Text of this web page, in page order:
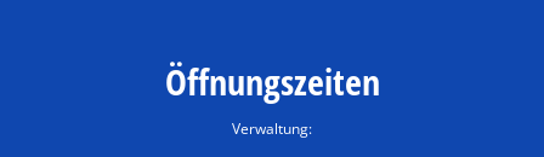
Öffnungszeiten
Verwaltung: